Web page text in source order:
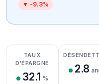
▼ -9.3%
Détail des
Détail des
Détail de la
TAUX
D'ÉPARGNE
32.1 %
2.8